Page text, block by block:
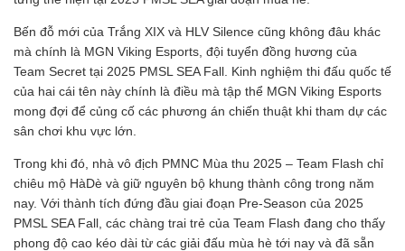
Bến đỗ mới của Trắng XIX và HLV Silence cũng không đâu khác
mà chính là MGN Viking Esports, đội tuyển đồng hương của
Team Secret tại 2025 PMSL SEA Fall. Kinh nghiệm thi đấu quốc tế
của hai cái tên này chính là điều mà tập thể MGN Viking Esports
mong đợi để củng cố các phương án chiến thuật khi tham dự các
sân chơi khu vực lớn.
Trong khi đó, nhà vô địch PMNC Mùa thu 2025 – Team Flash chỉ
chiêu mộ HàDè và giữ nguyên bộ khung thành công trong năm
nay. Với thành tích đứng đầu giai đoạn Pre-Season của 2025
PMSL SEA Fall, các chàng trai trẻ của Team Flash đang cho thấy
phong độ cao kéo dài từ các giải đấu mùa hè tới nay và đã sẵn